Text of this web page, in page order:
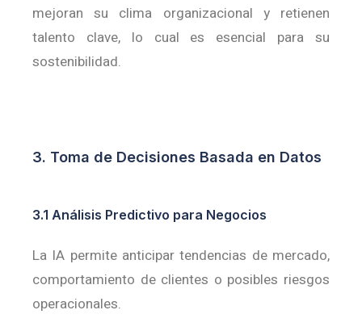
mejoran su clima organizacional y retienen
talento clave, lo cual es esencial para su
sostenibilidad.
3. Toma de Decisiones Basada en Datos
3.1 Análisis Predictivo para Negocios
La IA permite anticipar tendencias de mercado,
comportamiento de clientes o posibles riesgos
operacionales.